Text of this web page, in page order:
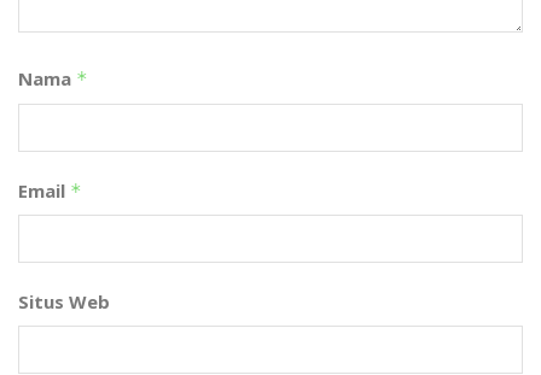
Nama *
Email *
Situs Web